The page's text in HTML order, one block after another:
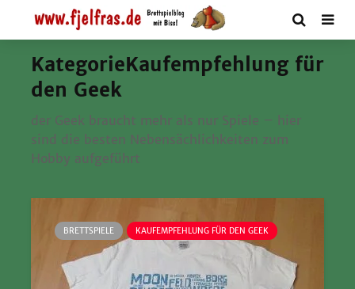
KategorieKaufempfehlung für
den Geek
der Geek braucht mehr als nur Spie­le – hier
sind die bes­ten Neben­säch­lich­kei­ten zum
Hob­by aufgeführt
BRETTSPIELE KAUFEMPFEHLUNG FÜR DEN GEEK